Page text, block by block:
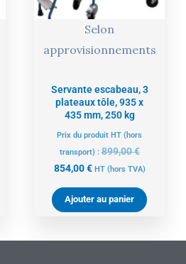
Selon
approvisionnements
Servante escabeau, 3
plateaux tôle, 935 x
435 mm, 250 kg
Prix du produit HT (hors
transport) :899,00€
854,00€ HT (hors TVA)
Ajouter au panier